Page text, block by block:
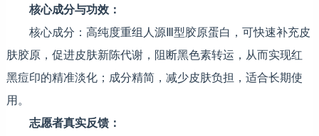
核心成分与功效：
核心成分：高纯度重组人源Ⅲ型胶原蛋白，可快速补充皮
肤胶原，促进皮肤新陈代谢，阻断黑色素转运，从而实现红
黑痘印的精准淡化；成分精简，减少皮肤负担，适合长期使
用。
志愿者真实反馈：